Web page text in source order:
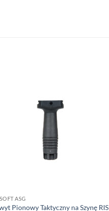
ASG
Pionowy Taktyczny na Szynę RIS